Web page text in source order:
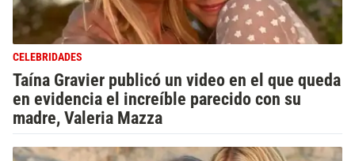
CELEBRIDADES
Taína Gravier publicó un video en el que queda
en evidencia el increíble parecido con su
madre, Valeria Mazza